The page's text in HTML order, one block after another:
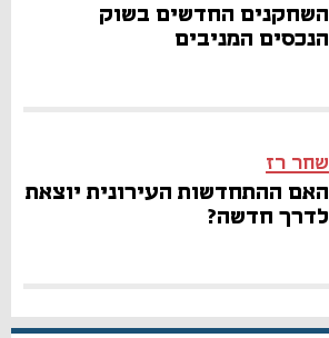
השחקנים החדשים בשוק
הנכסים המניבים
שחר רז
האם ההתחדשות העירונית יוצאת
לדרך חדשה?